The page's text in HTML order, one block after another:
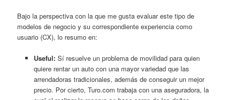
Bajo la perspectiva con la que me gusta evaluar este tipo de
modelos de negocio y su correspondiente experiencia como
usuario (CX), lo resumo en:
Useful:Sí resuelve un problema de movilidad para quien
quiere rentar un auto con una mayor variedad que las
arrendadoras tradicionales, además de conseguir un mejor
precio. Por cierto, Turo.com trabaja con una aseguradora, la